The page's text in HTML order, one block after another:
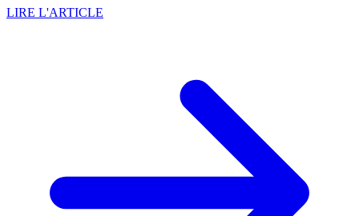
LIRE L'ARTICLE